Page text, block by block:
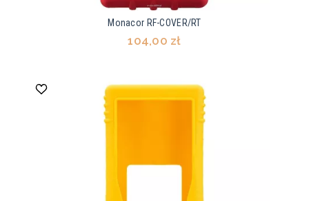
Monacor RF-COVER/RT
104,00 zł